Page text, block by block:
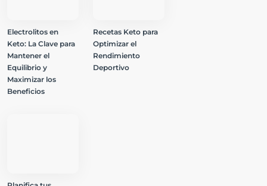
Electrolitos en
Keto: La Clave para
Mantener el
Equilibrio y
Maximizar los
Beneficios
Recetas Keto para
Optimizar el
Rendimiento
Deportivo